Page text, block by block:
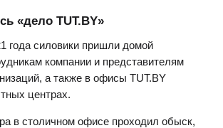
«дело TUT.BY»
года силовики пришли домой
компании и представителям
а также в офисы TUT.BY
центрах.
в столичном офисе проходил обыск,